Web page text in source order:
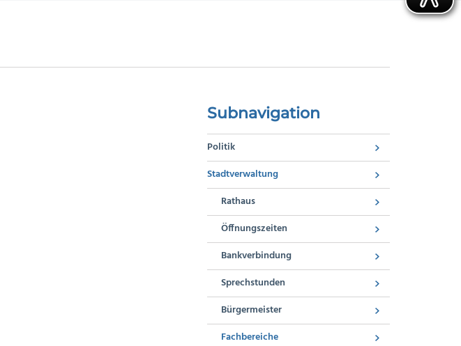
Subnavigation
Politik
Stadtverwaltung
Rathaus
Öffnungszeiten
Bankverbindung
Sprechstunden
Bürgermeister
Fachbereiche